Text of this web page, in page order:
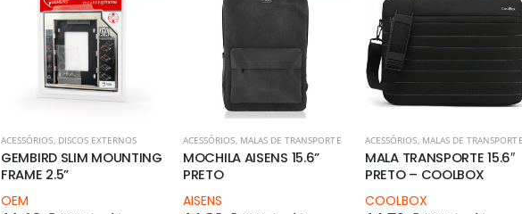
ACESSÓRIOS DISCOS EXTERNOS
GEMBIRD SLIM MOUNTING
FRAME 2.5”
OEM
ACESSÓRIOS MALAS DE TRANSPORTE
MOCHILA AISENS 15.6”
PRETO
AISENS
ACESSÓRIOS MALAS DE
MALA TRANSPORTE 15.6″
PRETO – COOLBOX
COOLBOX